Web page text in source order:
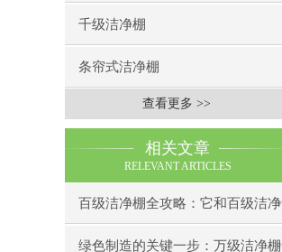
千级洁净棚
条帘式洁净棚
查看更多 >>
相关文章
RELEVANT ARTICLES
百级洁净棚全攻略：它和百级洁净
室到底有什么区别？
绿色制造的关键一步：万级洁净棚